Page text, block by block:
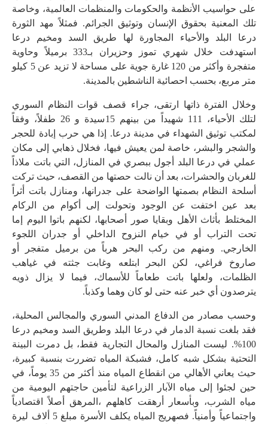
على حواسيب الأنظمة والحكومات والمنظمات العالمية، وخاصة
تلك المعنية بحقوق الإنسان وتوثيق الجرائم. فمثلاً مهد الثورة
درعا البلد والأحياء المجاورة لها طريق السد ومخيم درعا
استهدفت خلال شهري تموز وحزيران بـ333 برميلاً وحاوية
متفجرة وأكثر من 120 غارة جوية على مساحة لا تزيد عن 5 كيلو
متر مربع، بحسب احصائية الناشطين بالمدينة.
وخلال الفترة ذاتها ارتقى، جراء قصف قوات النظام السوري
لتلك الأحياء، 111 شهيداً من بينهم 15سيدة و 26 طفلاً، وفقاً
لمكتب توثيق الشهداء في مدينة درعا. إذا هي حرب إبادة للحجر
والشجر والبشر، خاصة لمن يعيش فيها، فخلال ذهابي إلى مكان
عملي في درعا البلد أجول ببصري في المنازل، التي باتت ملاذاً
للغربان والحشرات، بعد أن نالت حصتها من القصف، حيث تركت
أسلحة النظام بصمتها الواضحة على جدرانها، ومنازل باتت أثراً
بعد عين اختفت عن الوجود وتحولت إلى أكوام من الركام
المختلط بأثاث الأهل وبقايا صور أصحابها، لكنهم باتوا اليوم إما
تحت التراب أو في خيام النزوح الداخلي أو جدران اللجوء
الخارجي. ومنهم من ركب البحر هرباً من برميل متفجر أو
صاروخ فراغي، لكن البحر ابتلعه وغابت جثته في غياهب
الظلمات، ولعلها باتت طعاماً للأسماك، فيما لا يزال ذويه
يترصدون أي خبر عنه حتى لو كان وهما وكذباً.
وحسب مصادر من الدفاع المدني السوري والمجالس المحلية،
فقد بلغت نسبة الدمار في درعا البلد وطريق السد ومخيم درعا
100%. ليست المنازل والمحال التجارية فقط، بل دمرت البينة
التحتية بشكل شبه كامل، فشبكة المياه تضررت بنسبة كبيرة،
حيث يعاني الأهالي من انقطاع المياه منذ أكثر من 35 يوماً، في
حين لجئوا إلى مياه الآبار الزراعية لتأمين حاجتهم اليومية من
مياه الشرب، وبأسعار أرهقت كاهلهم ،المرهق أصلاً اقتصادياً
واجتماعياً وأمنياً. فصهريج المياه يكلف الأسرة مبلغ 5 ألاف ليرة